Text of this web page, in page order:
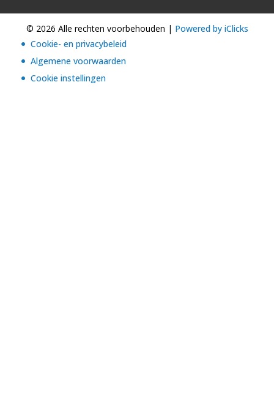
© 2026 Alle rechten voorbehouden | Powered by iClicks
Cookie- en privacybeleid
Algemene voorwaarden
Cookie instellingen